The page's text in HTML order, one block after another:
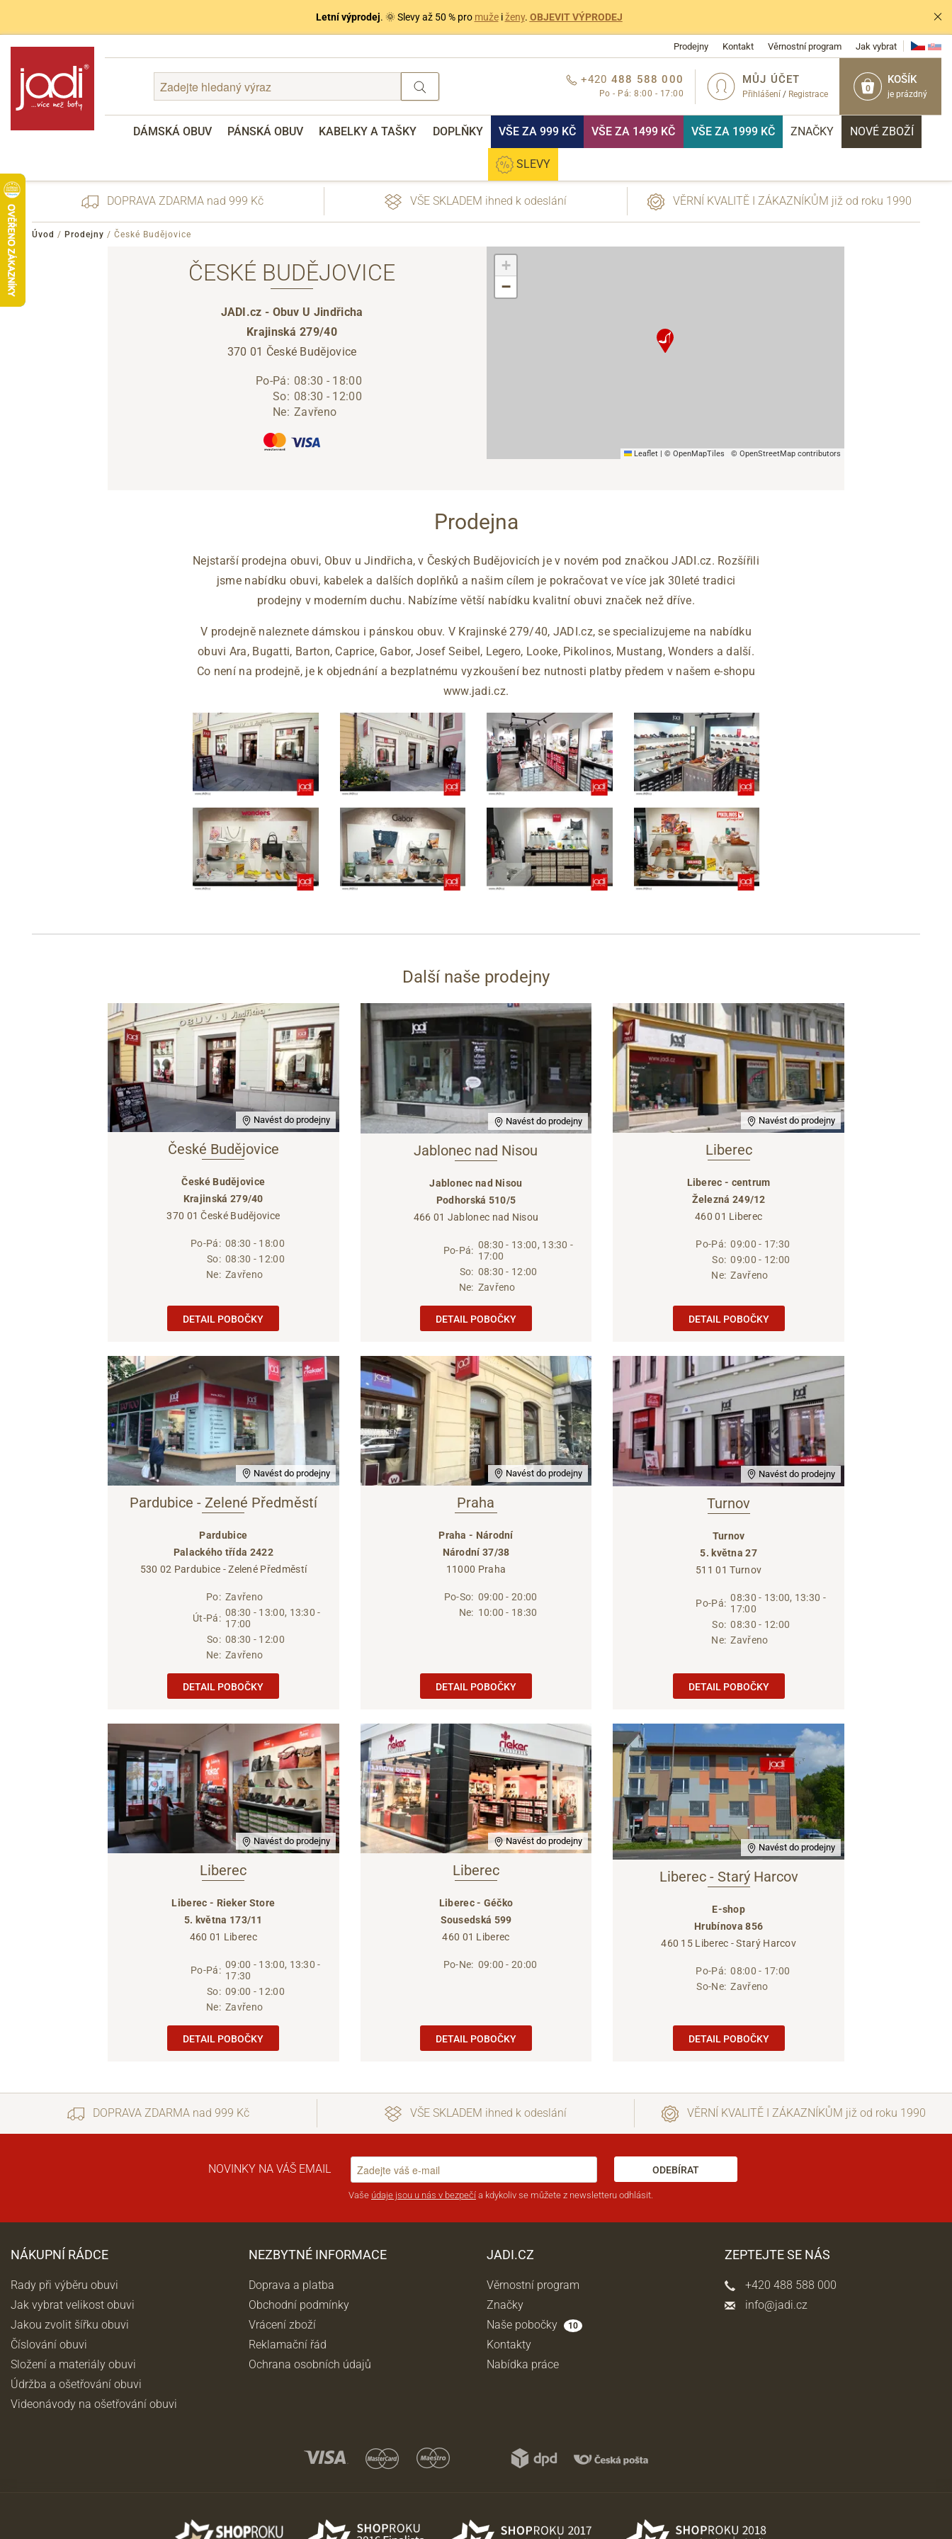
Letní výprodej. 🌞 Slevy až 50 % pro mužeiženy. OBJEVIT VÝPRODEJ
Prodejny Kontakt Věrnostní program Jak vybrat
0
KOŠÍK
je prázdný
MŮJ ÚČET
Přihlášení / Registrace
+420 488 588 000
Po - Pá: 8:00 - 17:00
DÁMSKÁ OBUV PÁNSKÁ OBUV KABELKY A TAŠKY DOPLŇKY VŠE ZA 999 KČ VŠE ZA 1499 KČ VŠE ZA 1999 KČ ZNAČKY NOVÉ ZBOŽÍ
SLEVY
Zapomenuté heslo
DOPRAVA ZDARMA nad 999 Kč VŠE SKLADEM ihned k odeslání VĚRNÍ KVALITĚ I ZÁKAZNÍKŮM již od roku 1990
Úvod / Prodejny / České Budějovice
ČESKÉ BUDĚJOVICE
JADI.cz - Obuv U Jindřicha
Krajinská 279/40
370 01 České Budějovice
Po-Pá: 08:30 - 18:00
So: 08:30 - 12:00
Ne: Zavřeno
+
−
Leaflet | © OpenMapTiles © OpenStreetMap contributors
Prodejna
Nejstarší prodejna obuvi, Obuv u Jindřicha, v Českých Budějovicích je v novém pod značkou JADI.cz. Rozšířili
jsme nabídku obuvi, kabelek a dalších doplňků a našim cílem je pokračovat ve více jak 30leté tradici
prodejny v moderním duchu. Nabízíme větší nabídku kvalitní obuvi značek než dříve.
V prodejně naleznete dámskou i pánskou obuv. V Krajinské 279/40, JADI.cz, se specializujeme na nabídku
obuvi Ara, Bugatti, Barton, Caprice, Gabor, Josef Seibel, Legero, Looke, Pikolinos, Mustang, Wonders a další.
Co není na prodejně, je k objednání a bezplatnému vyzkoušení bez nutnosti platby předem v našem e-shopu
www.jadi.cz.
Další naše prodejny
Navést do prodejny
České Budějovice
České Budějovice
Krajinská 279/40
370 01 České Budějovice
Po-Pá: 08:30 - 18:00
So: 08:30 - 12:00
Ne: Zavřeno
DETAIL POBOČKY
Navést do prodejny
Jablonec nad Nisou
Jablonec nad Nisou
Podhorská 510/5
466 01 Jablonec nad Nisou
Po-Pá: 08:30 - 13:00, 13:30 -
17:00
So: 08:30 - 12:00
Ne: Zavřeno
DETAIL POBOČKY
Navést do prodejny
Liberec
Liberec - centrum
Železná 249/12
460 01 Liberec
Po-Pá: 09:00 - 17:30
So: 09:00 - 12:00
Ne: Zavřeno
DETAIL POBOČKY
Navést do prodejny
Pardubice - Zelené Předměstí
Pardubice
Palackého třída 2422
530 02 Pardubice - Zelené Předměstí
Po: Zavřeno
Út-Pá: 08:30 - 13:00, 13:30 -
17:00
So: 08:30 - 12:00
Ne: Zavřeno
DETAIL POBOČKY
Navést do prodejny
Praha
Praha - Národní
Národní 37/38
11000 Praha
Po-So: 09:00 - 20:00
Ne: 10:00 - 18:30
DETAIL POBOČKY
Navést do prodejny
Turnov
Turnov
5. května 27
511 01 Turnov
Po-Pá: 08:30 - 13:00, 13:30 -
17:00
So: 08:30 - 12:00
Ne: Zavřeno
DETAIL POBOČKY
Navést do prodejny
Liberec
Liberec - Rieker Store
5. května 173/11
460 01 Liberec
Po-Pá: 09:00 - 13:00, 13:30 -
17:30
So: 09:00 - 12:00
Ne: Zavřeno
DETAIL POBOČKY
Navést do prodejny
Liberec
Liberec - Géčko
Sousedská 599
460 01 Liberec
Po-Ne: 09:00 - 20:00
DETAIL POBOČKY
Navést do prodejny
Liberec - Starý Harcov
E-shop
Hrubínova 856
460 15 Liberec - Starý Harcov
Po-Pá: 08:00 - 17:00
So-Ne: Zavřeno
DETAIL POBOČKY
DOPRAVA ZDARMA nad 999 Kč VŠE SKLADEM ihned k odeslání VĚRNÍ KVALITĚ I ZÁKAZNÍKŮM již od roku 1990
NOVINKY NA VÁŠ EMAIL ODEBÍRAT
Vaše údaje jsou u nás v bezpečí a kdykoliv se můžete z newsletteru odhlásit.
NÁKUPNÍ RÁDCE
Rady při výběru obuvi
Jak vybrat velikost obuvi
Jakou zvolit šířku obuvi
Číslování obuvi
Složení a materiály obuvi
Údržba a ošetřování obuvi
Videonávody na ošetřování obuvi
NEZBYTNÉ INFORMACE
Doprava a platba
Obchodní podmínky
Vrácení zboží
Reklamační řád
Ochrana osobních údajů
JADI.CZ
Věrnostní program
Značky
Naše pobočky
10
Kontakty
Nabídka práce
ZEPTEJTE SE NÁS
+420 488 588 000
info@jadi.cz